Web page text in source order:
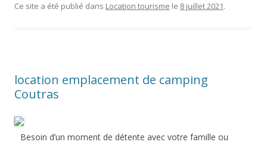
Ce site a été publié dans Location tourisme le 8 juillet 2021.
location emplacement de camping
Coutras
Besoin d’un moment de détente avec votre famille ou